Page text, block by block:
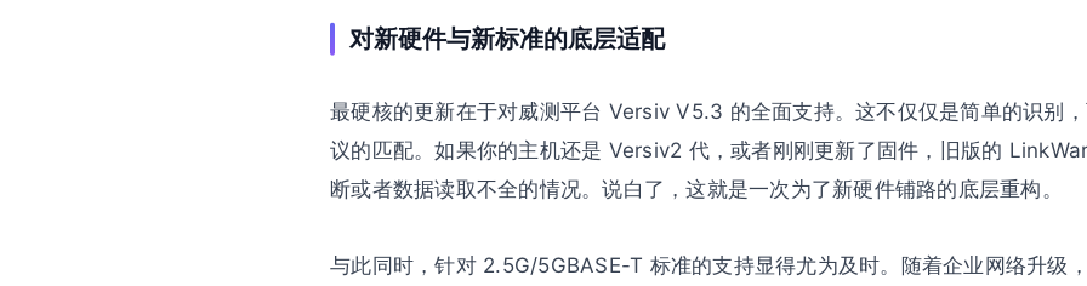
对新硬件与新标准的底层适配
最硬核的更新在于对威测平台 Versiv V5.3 的全面支持。这不仅仅是简单的识别
议的匹配。如果你的主机还是 Versiv2 代，或者刚刚更新了固件，旧版的
断或者数据读取不全的情况。说白了，这就是一次为了新硬件铺路的底层重构。
与此同时，针对 2.5G/5GBASE-T 标准的支持显得尤为及时。随着企业网络升级